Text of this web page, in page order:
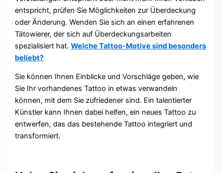
entspricht, prüfen Sie Möglichkeiten zur Überdeckung
oder Änderung. Wenden Sie sich an einen erfahrenen
Tätowierer, der sich auf Überdeckungsarbeiten
spezialisiert hat.Welche Tattoo-Motive sind besonders
beliebt?
Sie können Ihnen Einblicke und Vorschläge geben, wie
Sie Ihr vorhandenes Tattoo in etwas verwandeln
können, mit dem Sie zufriedener sind. Ein talentierter
Künstler kann Ihnen dabei helfen, ein neues Tattoo zu
entwerfen, das das bestehende Tattoo integriert und
transformiert.